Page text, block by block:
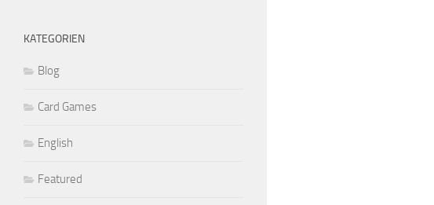
KATEGORIEN
Blog
Card Games
English
Featured